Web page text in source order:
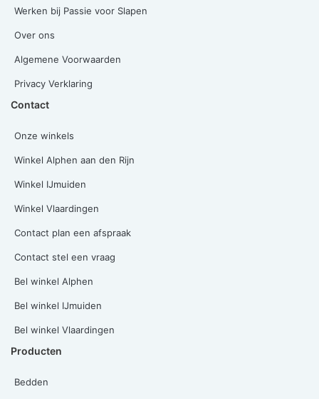
Werken bij Passie voor Slapen
Over ons
Algemene Voorwaarden
Privacy Verklaring
Contact
Onze winkels
Winkel Alphen aan den Rijn
Winkel IJmuiden
Winkel Vlaardingen
Contact plan een afspraak
Contact stel een vraag
Bel winkel Alphen
Bel winkel IJmuiden
Bel winkel Vlaardingen
Producten
Bedden